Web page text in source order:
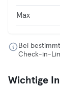
Max
Bei
Check-in-
Wichtige